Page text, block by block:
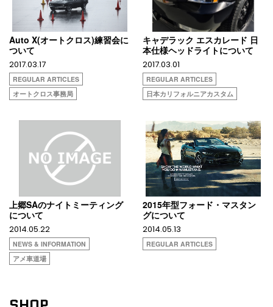
Auto X(オートクロス)練習会に
ついて
2017.03.17
REGULAR ARTICLES
オートクロス事務局
キャデラック エスカレード 日
本仕様ヘッドライトについて
2017.03.01
REGULAR ARTICLES
日本カリフォルニアカスタム
上郷SAのナイトミーティング
について
2014.05.22
NEWS & INFORMATION
アメ車道場
2015年型フォード・マスタン
グについて
2014.05.13
REGULAR ARTICLES